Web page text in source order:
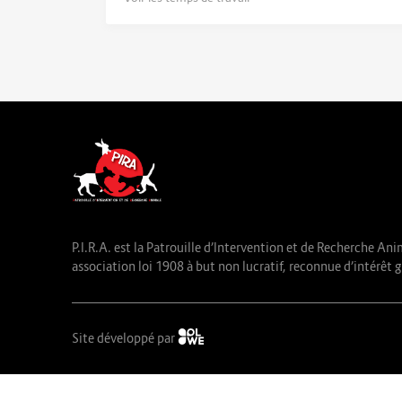
P.I.R.A. est la Patrouille d’Intervention et de Recherche
association loi 1908 à but non lucratif, reconnue d’intérêt
Site développé par